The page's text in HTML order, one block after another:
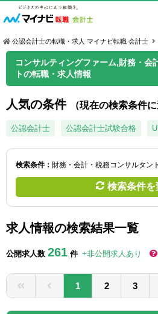
公認会計
USCPA（
女性会計
個別転職
転職お役
公認会計士の転職・求人 マイナビ転職 会計士
コンサルティングファーム,財務・会
トの転職・求人情報
人気の条件 （現在の検索条件に
公認会計士 公認会計士試験合格
検索条件： 財務・会計・税務コンサルタント
検索条件を
求人情報の検索結果一覧
公開求人数 261 件 +非公開求人あり
1 2 3